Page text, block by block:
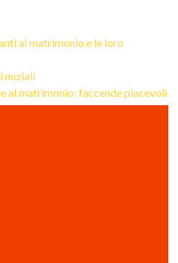
al matrimonio e le loro
nuziali
al matrimonio: faccende piacevoli